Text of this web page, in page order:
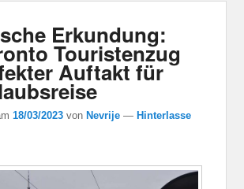
Erkundung:
Touristenzug
Auftakt für
18/03/2023 von Nevrije — Hinterlasse